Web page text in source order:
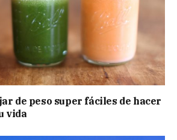
de peso super fáciles de hacer
vida